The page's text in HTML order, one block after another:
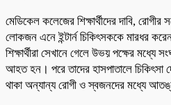
মেডিকেল কলেজের শিক্ষার্থীদের দাবি,
লোকজন এনে ইন্টার্ন চিকিৎসককে মারধর
শিক্ষার্থীরা সেখানে গেলে উভয় পক্ষের
আহত হন। পরে তাদের হাসপাতালে চিকিৎসা
থাকা অন্যান্য রোগী ও স্বজনদের মধ্যে